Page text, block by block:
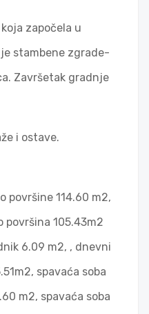
započela u
stambene zgrade-
Završetak gradnje
i ostave.
površine 114.60 m2,
105.43m2
6.09 m2, , dnevni
spavaća soba
m2, spavaća soba